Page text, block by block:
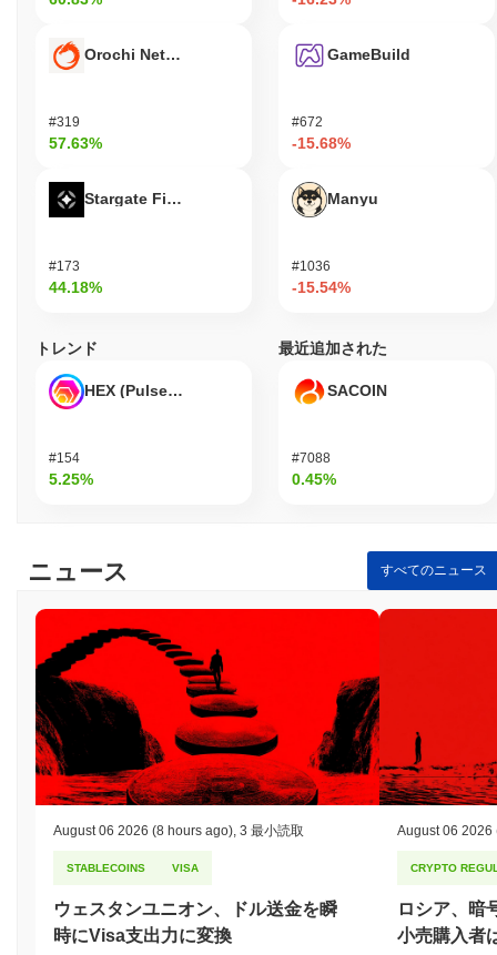
に、プロジェクトは、特に分散型金融（DeFi）アプリケーション
は、暗号通貨セクター内での持続的な活動と関連性を強調してお
り、特に安全で効率的なデジタル取引に関連する分野での重要性
Weecoins Premiumは誰のために設計されています
か？
Weecoins Premiumは、消費者や企業のために設計されており、
シームレスなデジタル取引を行い、さまざまな金融活動に暗号通
促進するためのツールやリソースを提供します。開発者や商人な
どの二次的な参加者は、Weecoins Premiumのインフラを活用し
て支払いを作成および受け入れることで、エコシステムの成長と
採用に貢献できます。このセットアップは、効率的なデジタル決
統合しようとする企業の両方をサポートします。
Weecoins Premiumは、Proof of Stake（PoS）コンセンサスメカ
ニズムを通じて保護されており、バリデーターが取引を確認し、
ターは、ステーキングするWeecoins Premiumの量に基づいて選
ばれ、ネットワークのセキュリティと安定性に対するインセンテ
ィブが一致します。このプロトコルは、認証とデータの整合性を
確保するために、特にEd25519アルゴリズムを使用した楕円曲線
暗号を採用しています。この暗号技術は、取引の署名と検証に対
して堅牢なセキュリティを提供します。 インセンティブをさらに
一致させるために、バリデーターはネットワークへの参加に対し
てステーキング報酬を受け取り、悪意のある行動や職務を果たさ
ない場合にはペナルティやスラッシングが課され、潜在的な攻撃
監査とアクティブなバグバウンティプログラムによって強化さ
れ、脆弱性の特定と軽減を助けます。さらに、ガバナンスプロセ
新たな脅威や課題に適応し、対応できるようにします。
Weecoins Premiumは何か論争やリスクに直面して
Orochi Network
#319
57.63%
Stargate Finance
#173
44.18%
GameBuild
#672
-15.68%
Manyu
#1036
-15.54%
トレンド
HEX (Pulsechain)
#154
5.25%
最近追加された
SACOIN
#7088
0.45%
ニュース すべてのニュース
August 06 2026 (8 hours ago) 3 最小読取
STABLECOINS VISA
ウェスタンユニオン、ドル送金を瞬
時にVisa支出力に変換
August 06 2026
CRYPTO
ロシア、暗
小売購入者